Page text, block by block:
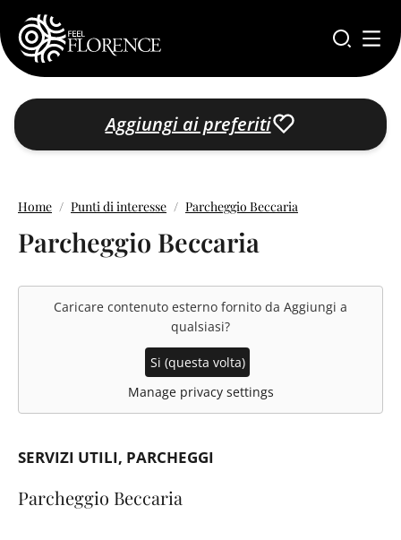
Salta al contenuto principale
Aggiungi ai preferiti
Home Punti di interesse Parcheggio Beccaria
Parcheggio Beccaria
Caricare contenuto esterno fornito da Aggiungi a
qualsiasi?
Si (questa volta)
Manage privacy settings
SERVIZI UTILI PARCHEGGI
Parcheggio Beccaria